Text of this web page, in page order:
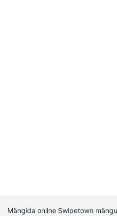
Mängida online Swipetown